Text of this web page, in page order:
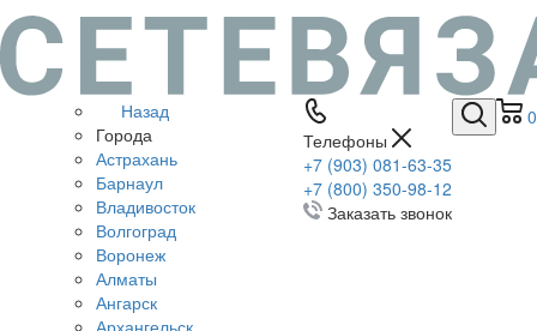
0
Телефоны
+7 (903) 081-63-35
+7 (800) 350-98-12
Заказать звонок
Назад
Города
Астрахань
Барнаул
Владивосток
Волгоград
Воронеж
Алматы
Ангарск
Архангельск